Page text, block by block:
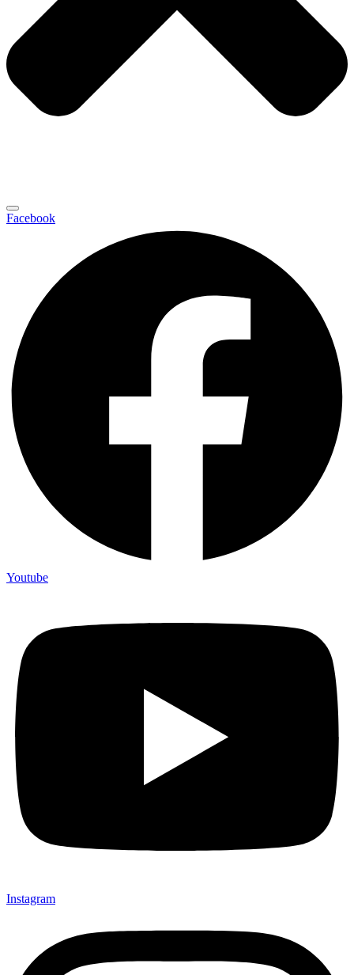
Facebook
Youtube
Instagram